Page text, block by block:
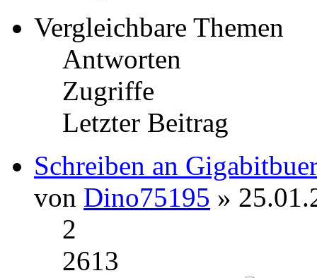
Vergleichbare Themen
Antworten
Zugriffe
Letzter Beitrag
Schreiben an
von Dino75195 »
2
2613